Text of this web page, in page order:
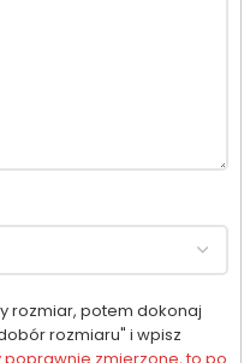
rozmiar, potem dokonaj
rozmiaru" i wpisz